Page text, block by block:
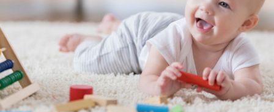
Christina,Jul 16
Vielen lieben Dank für die schöne Spielzeit!
Kathrin,Oct 23